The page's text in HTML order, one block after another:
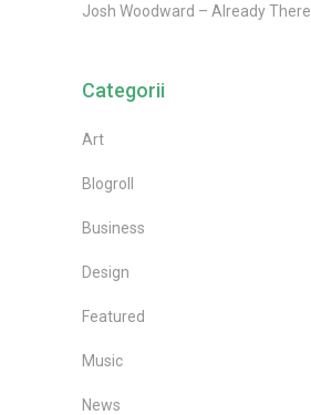
Josh Woodward – Already There
Categorii
Art
Blogroll
Business
Design
Featured
Music
News